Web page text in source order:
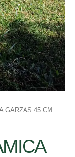
GARZAS 45 CM